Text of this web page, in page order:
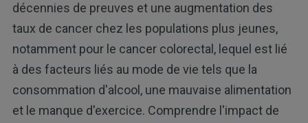
décennies de preuves et une augmentation des
taux de cancer chez les populations plus jeunes,
notamment pour le cancer colorectal, lequel est lié
à des facteurs liés au mode de vie tels que la
consommation d'alcool, une mauvaise alimentation
et le manque d'exercice. Comprendre l'impact de